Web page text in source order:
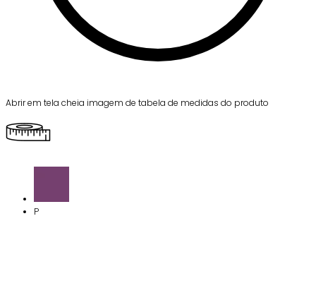
Abrir em tela cheia imagem de tabela de medidas do produto
P